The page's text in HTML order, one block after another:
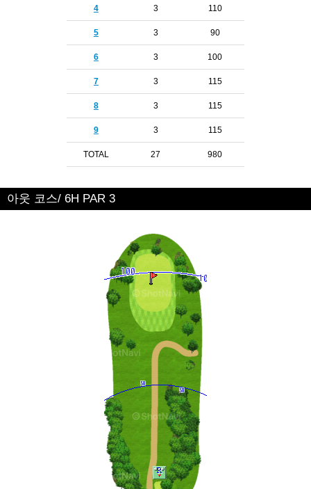
4 3 110
5 3 90
6 3 100
7 3 115
8 3 115
9 3 115
TOTAL 27 980
아웃 코스/ 6H PAR 3